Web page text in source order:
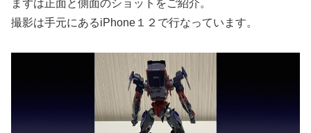
まずは正面と側面のショットをご紹介。
撮影は手元にあるiPhone１２で行なっています。